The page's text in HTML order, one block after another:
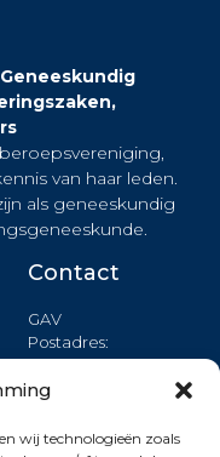
wij technologieën zoals
beroepsvereniging,
van haar leden.
als geneeskundig
Contact
GAV
Postadres:
Binnendelta 13c
1261 TA BLARICUM
Formulier